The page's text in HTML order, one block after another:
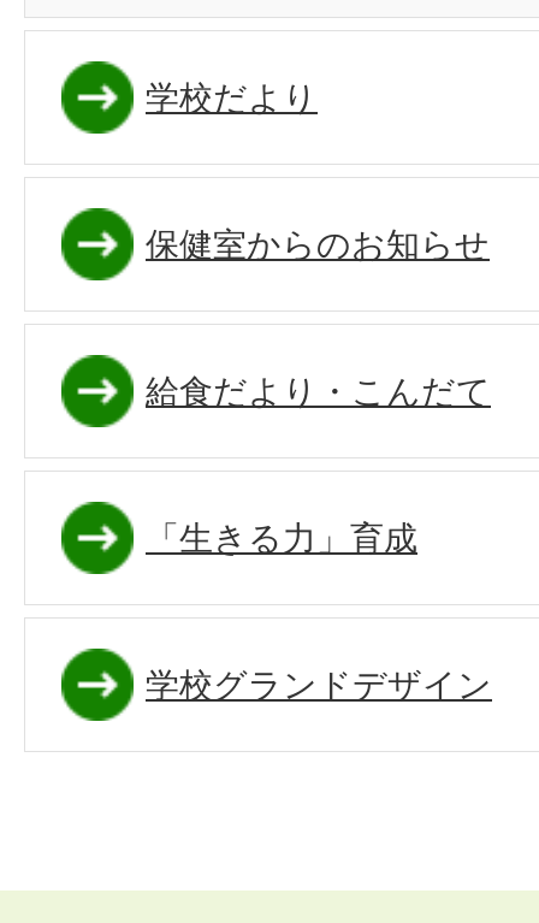
学校だより
保健室からのお知らせ
給食だより・こんだて
「生きる力」育成
学校グランドデザイン